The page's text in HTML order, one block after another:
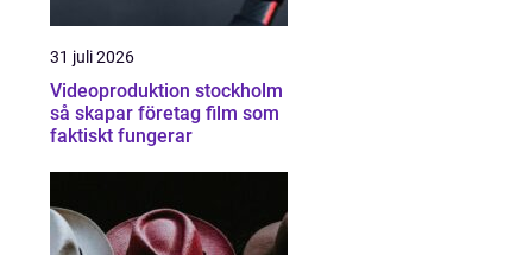
31 juli 2026
Videoproduktion stockholm
så skapar företag film som
faktiskt fungerar